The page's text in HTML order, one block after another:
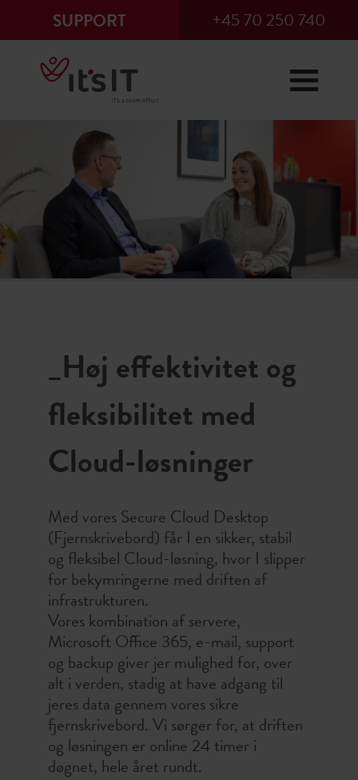
×
Remote support
Vi supporterer erhvervskunder og
har åbent på mail og telefon mellem
kl. 08.00 til kl. 16.00 på hverdage
(fredag fra kl. 08.00 til kl. 15.30).
Efter normal åbningstid overtager
vores vagtteam, som står klar året
rundt.
support på:support@itsit.dk
Alternativt kan vi kontaktes på
telefonen, hvor vores team sidder
Support telefon: +45 70 250 740
Henvendelser udenfor almindelig
arbejdstid vil blive omstillet til vores
vagttelefon. Denne kan benyttes
ved forretnings-, eller driftskritiske
nedbrud på systemet.
75% af de sager vi modtager bliver
løst indenfor 8 arbejdstimer og 95%
af sagerne bliver løst indenfor 24
arbejdstimer efter modtagelse.
SUPPORT +45 70 250 740
_Høj effektivitet og
fleksibilitet med
Cloud-løsninger
Med vores Secure Cloud Desktop
(Fjernskrivebord) får I en sikker, stabil
og fleksibel Cloud-løsning, hvor I slipper
for bekymringerne med driften af
infrastrukturen.
Vores kombination af servere,
Microsoft Office 365, e-mail, support
og backup giver jer mulighed for, over
alt i verden, stadig at have adgang til
jeres data gennem vores sikre
fjernskrivebord. Vi sørger for, at driften
og løsningen er online 24 timer i
døgnet, hele året rundt.